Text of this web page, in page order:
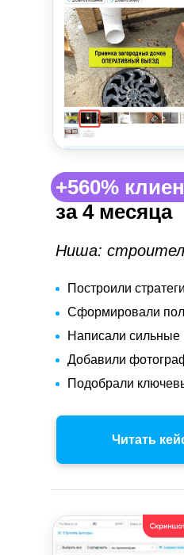
+560%
за 4 месяца
Ниша:
Построили
Сформировали
Написали сильные
Добавили
Подобрали
Читать